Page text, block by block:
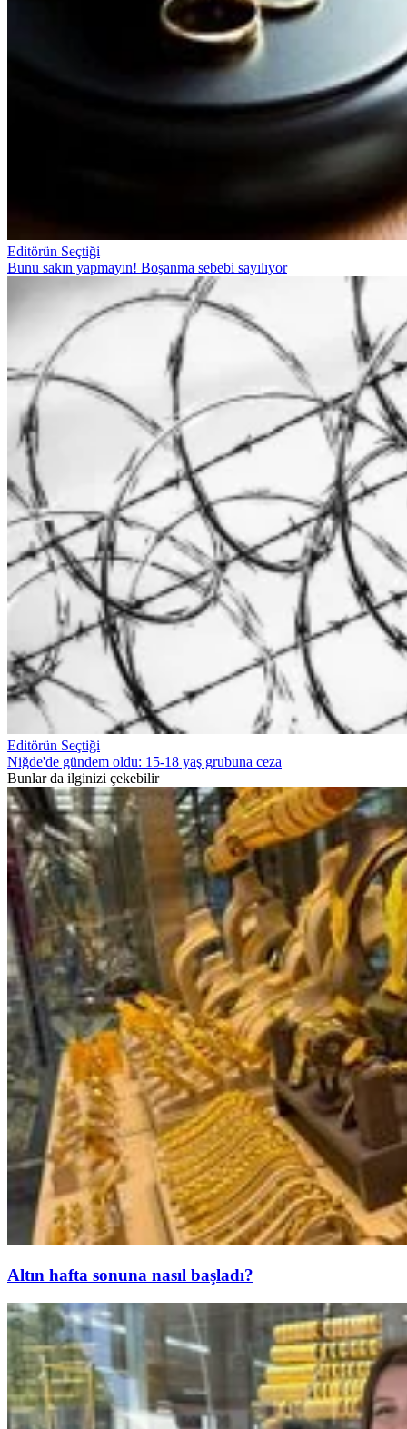
Editörün Seçtiği
Bunu sakın yapmayın! Boşanma sebebi sayılıyor
Editörün Seçtiği
Niğde'de gündem oldu: 15-18 yaş grubuna ceza
Bunlar da ilginizi çekebilir
Altın hafta sonuna nasıl başladı?